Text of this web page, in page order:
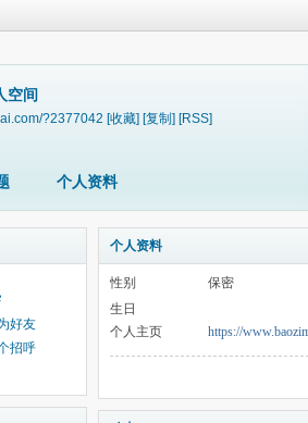
空间
?2377042 [收藏] [复制] [RSS]
个人资料
好友
招呼
个人资料
性别
保密
生日
个人主页
https://